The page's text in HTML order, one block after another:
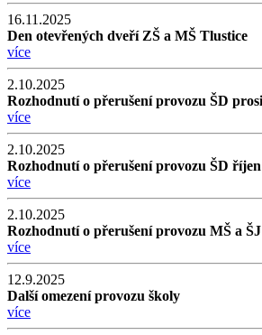
16.11.2025
Den otevřených dveří ZŠ a MŠ Tlustice
více
2.10.2025
Rozhodnutí o přerušení provozu ŠD
více
2.10.2025
Rozhodnutí o přerušení provozu ŠD říjen
více
2.10.2025
Rozhodnutí o přerušení provozu MŠ a ŠJ
více
12.9.2025
Další omezení provozu školy
více